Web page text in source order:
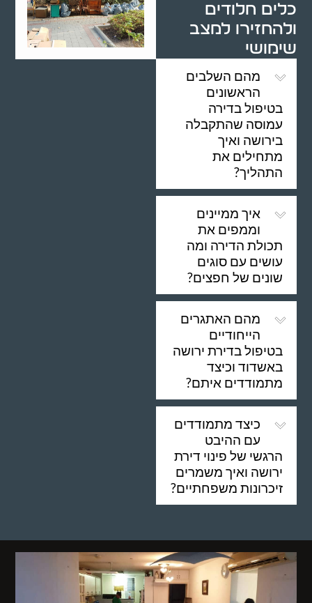
כלים חלודים
ולהחזירו למצב
שימושי
מהם השלבים
הראשונים
בטיפול בדירה
עמוסה שהתקבלה
בירושה ואיך
מתחילים את
התהליך?
איך ממיינים
וממפים את
תכולת הדירה ומה
עושים עם סוגים
שונים של חפצים?
מהם האתגרים
הייחודיים
בטיפול בדירת ירושה
באשדוד וכיצד
מתמודדים איתם?
כיצד מתמודדים
עם ההיבט
הרגשי של פינוי דירת
ירושה ואיך משמרים
זיכרונות משפחתיים?